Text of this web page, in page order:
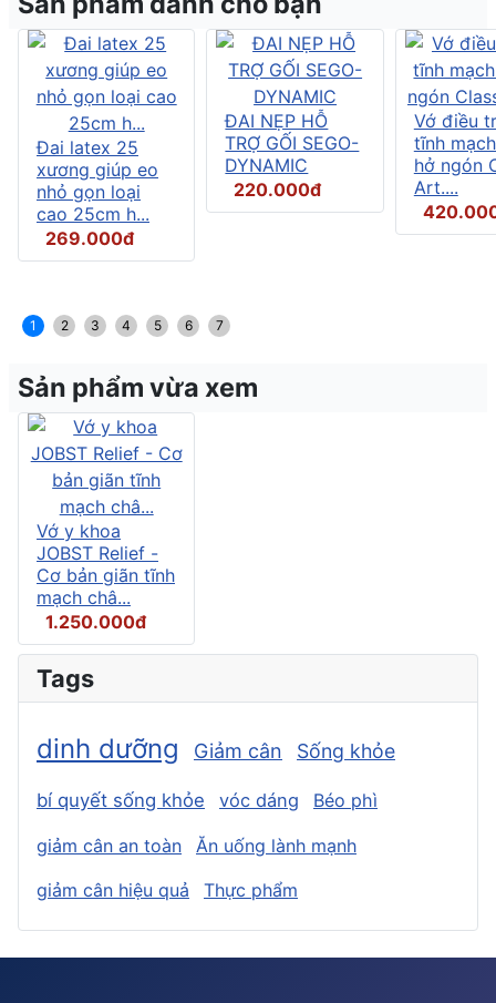
Đai latex 25
xương giúp eo
nhỏ gọn loại
cao 25cm h...
269.000đ
ĐAI NẸP HỖ
TRỢ GỐI SEGO-
DYNAMIC
220.000đ
Vớ điều
tĩnh
hở ngón
Art....
1 2 3 4 5 6 7
Sản phẩm vừa xem
Vớ y khoa
JOBST Relief -
Cơ bản giãn tĩnh
mạch châ...
1.250.000đ
Tags
dinh dưỡng Giảm cân Sống khỏe
bí quyết sống khỏe vóc dáng Béo phì
giảm cân an toàn
Ăn uống lành mạnh
giảm cân hiệu quả
Thực phẩm